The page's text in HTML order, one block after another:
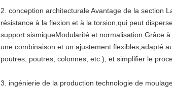
2. conception architecturale Avantage de la section
résistance à la flexion et à la torsion,qui peut
support sismiqueModularité et normalisation Grâce
une combinaison et un ajustement flexibles,adapté
poutres, poutres, colonnes, etc.), et simplifier le
3. ingénierie de la production technologie de